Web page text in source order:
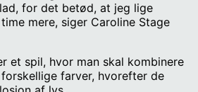
for det betød, at jeg lige
mere, siger Caroline Stage
et spil, hvor man skal kombinere
farver, hvorefter de